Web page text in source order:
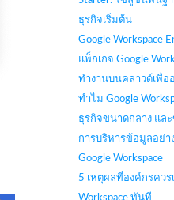
ธุรกิจเริ่มต้น
Google Workspace
แพ็กเกจ Google
ทำงานบนคลาวด์เพื่อ
ทำไม Google
ธุรกิจขนาดกลาง แล
การบริหารข้อมูลอย่
Google Workspace
5 เหตุผลที่องค์กรควร
Workspace ทันที